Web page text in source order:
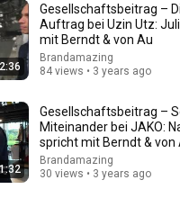
2:36
Gesellschaftsbeitrag –
Auftrag bei Uzin Utz:
mit Berndt & von Au
Brandamazing
84 views • 3 years ago
1:32
Gesellschaftsbeitrag –
Miteinander bei JAKO:
spricht mit Berndt & von
Brandamazing
30 views • 3 years ago